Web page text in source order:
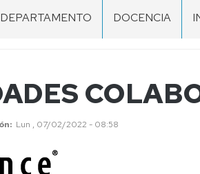
DOCENCIA
Y
MÁSTERES
Lun , 07/02/2022 - 08:58